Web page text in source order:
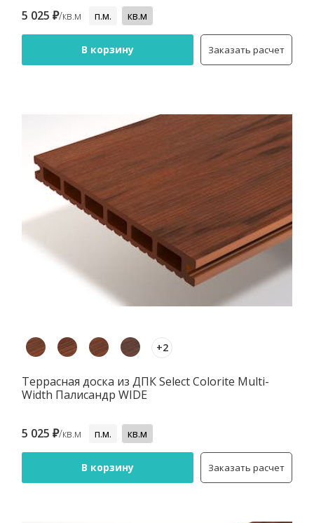
5 025 ₽/кв.м п.м. кв.м
В корзину Заказать расчет
+2
Террасная доска из ДПК Select Colorite Multi-
Width Палисандр WIDE
5 025 ₽/кв.м п.м. кв.м
В корзину Заказать расчет